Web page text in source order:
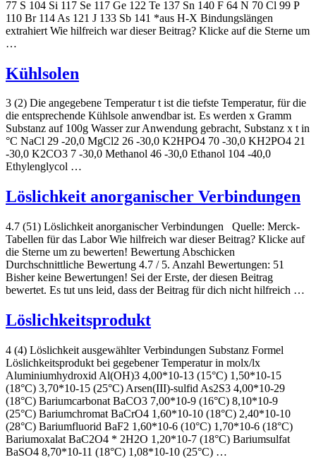
77 S 104 Si 117 Se 117 Ge 122 Te 137 Sn 140 F 64 N 70 Cl 99 P
110 Br 114 As 121 J 133 Sb 141 *aus H-X Bindungslängen
extrahiert Wie hilfreich war dieser Beitrag? Klicke auf die Sterne um
…
Kühlsolen
3 (2) Die angegebene Temperatur t ist die tiefste Temperatur, für die
die entsprechende Kühlsole anwendbar ist. Es werden x Gramm
Substanz auf 100g Wasser zur Anwendung gebracht, Substanz x t in
°C NaCl 29 -20,0 MgCl2 26 -30,0 K2HPO4 70 -30,0 KH2PO4 21
-30,0 K2CO3 7 -30,0 Methanol 46 -30,0 Ethanol 104 -40,0
Ethylenglycol …
Löslichkeit anorganischer Verbindungen
4.7 (51) Löslichkeit anorganischer Verbindungen Quelle: Merck-
Tabellen für das Labor Wie hilfreich war dieser Beitrag? Klicke auf
die Sterne um zu bewerten! Bewertung Abschicken
Durchschnittliche Bewertung 4.7 / 5. Anzahl Bewertungen: 51
Bisher keine Bewertungen! Sei der Erste, der diesen Beitrag
bewertet. Es tut uns leid, dass der Beitrag für dich nicht hilfreich …
Löslichkeitsprodukt
4 (4) Löslichkeit ausgewählter Verbindungen Substanz Formel
Löslichkeitsprodukt bei gegebener Temperatur in molx/lx
Aluminiumhydroxid Al(OH)3 4,00*10-13 (15°C) 1,50*10-15
(18°C) 3,70*10-15 (25°C) Arsen(III)-sulfid As2S3 4,00*10-29
(18°C) Bariumcarbonat BaCO3 7,00*10-9 (16°C) 8,10*10-9
(25°C) Bariumchromat BaCrO4 1,60*10-10 (18°C) 2,40*10-10
(28°C) Bariumfluorid BaF2 1,60*10-6 (10°C) 1,70*10-6 (18°C)
Bariumoxalat BaC2O4 * 2H2O 1,20*10-7 (18°C) Bariumsulfat
BaSO4 8,70*10-11 (18°C) 1,08*10-10 (25°C) …